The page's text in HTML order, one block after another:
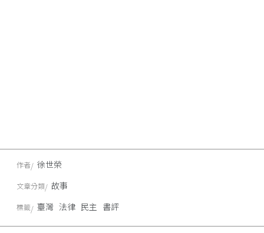
作者 徐世榮
文章分類 故事
標籤 臺灣 法律 民主 書評